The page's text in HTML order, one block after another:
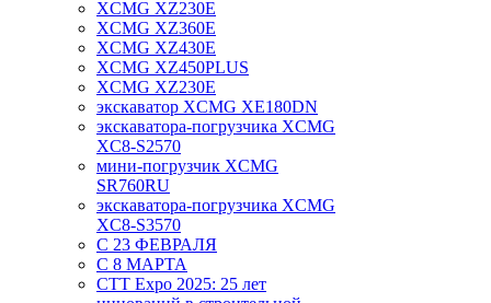
XCMG XZ230E
XCMG XZ360E
XCMG XZ430E
XCMG XZ450PLUS
XCMG XZ230E
экскаватор XCMG XE180DN
экскаватора-погрузчика XCMG
XC8-S2570
мини-погрузчик XCMG
SR760RU
экскаватора-погрузчика XCMG
XC8-S3570
С 23 ФЕВРАЛЯ
С 8 МАРТА
CTT Expo 2025: 25 лет